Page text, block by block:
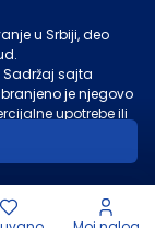
u Srbiji, deo
Sadržaj sajta
je njegovo
upotrebe ili